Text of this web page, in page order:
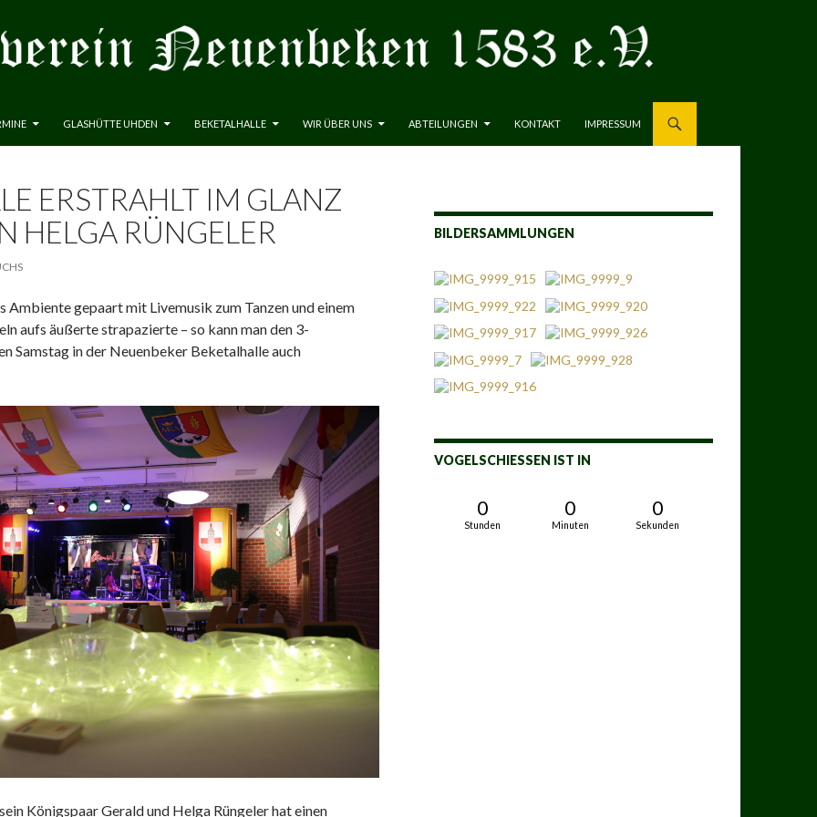
GLASHÜTTE UHDEN BEKETALHALLE WIR ÜBER UNS ABTEILUNGEN KONTAKT IMPRESSUM
ERSTRAHLT IM GLANZ
HELGA RÜNGELER
Ambiente gepaart mit Livemusik zum Tanzen und einem
aufs äußerte strapazierte – so kann man den 3-
Samstag in der Neuenbeker Beketalhalle auch
Königspaar Gerald und Helga Rüngeler hat einen
BILDERSAMMLUNGEN
VOGELSCHIESSEN IST IN
0
Stunden
0
Minuten
0
Sekunden